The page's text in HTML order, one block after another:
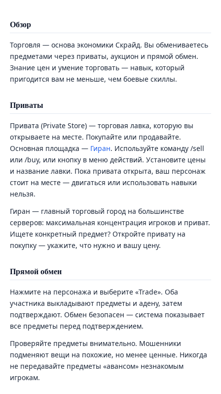
Обзор
Торговля — основа экономики Скрайд. Вы обмениваетесь
предметами через приваты, аукцион и прямой обмен.
Знание цен и умение торговать — навык, который
пригодится вам не меньше, чем боевые скиллы.
Приваты
Привата (Private Store) — торговая лавка, которую вы
открываете на месте. Покупайте или продавайте.
Основная площадка — Гиран. Используйте команду /sell
или /buy, или кнопку в меню действий. Установите цены
и название лавки. Пока привата открыта, ваш персонаж
стоит на месте — двигаться или использовать навыки
нельзя.
Гиран — главный торговый город на большинстве
серверов: максимальная концентрация игроков и приват.
Ищете конкретный предмет? Откройте привату на
покупку — укажите, что нужно и вашу цену.
Прямой обмен
Нажмите на персонажа и выберите «Trade». Оба
участника выкладывают предметы и адену, затем
подтверждают. Обмен безопасен — система показывает
все предметы перед подтверждением.
Проверяйте предметы внимательно. Мошенники
подменяют вещи на похожие, но менее ценные. Никогда
не передавайте предметы «авансом» незнакомым
игрокам.